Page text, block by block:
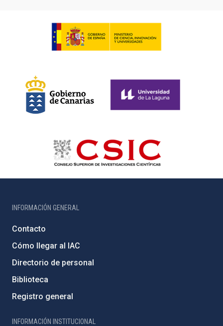
INFORMACIÓN GENERAL
Contacto
Cómo llegar al IAC
Directorio de personal
Biblioteca
Registro general
INFORMACIÓN INSTITUCIONAL